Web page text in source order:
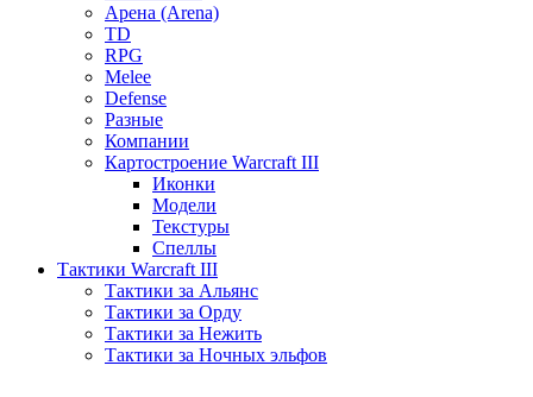
Арена (Arena)
TD
RPG
Melee
Defense
Разные
Компании
Картостроение Warcraft III
Иконки
Модели
Текстуры
Спеллы
Тактики Warcraft III
Тактики за Альянс
Тактики за Орду
Тактики за Нежить
Тактики за Ночных эльфов